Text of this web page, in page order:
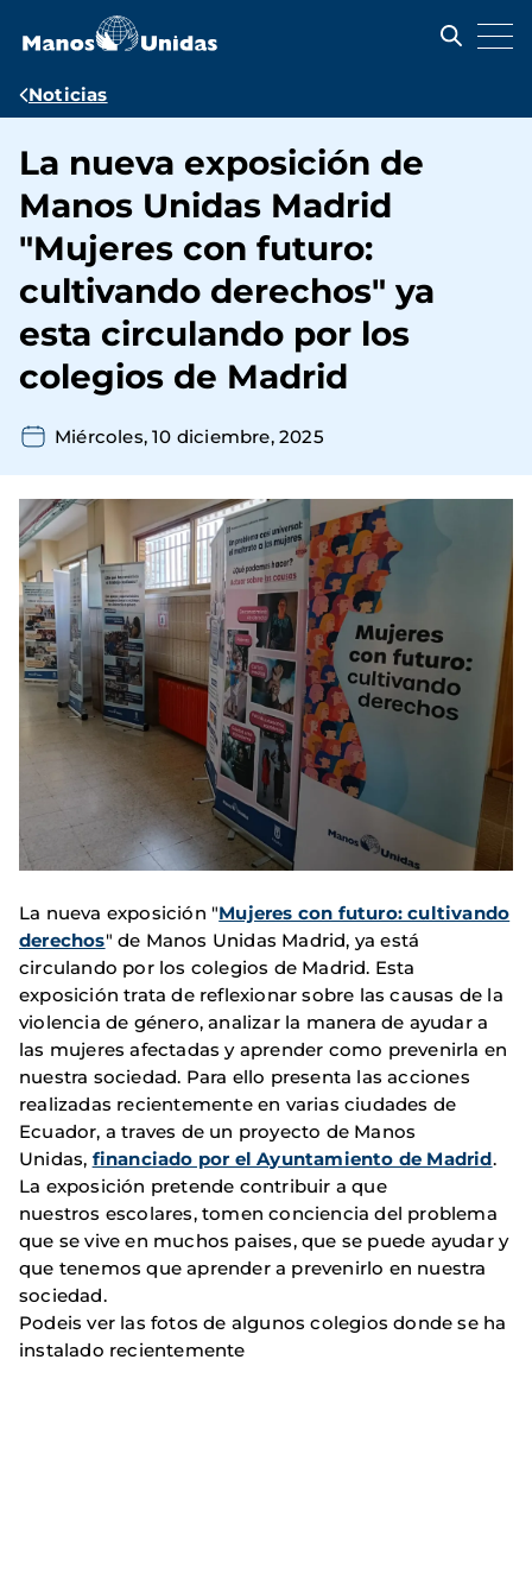
contenido
Ruta
navegación
Noticias
La nueva exposición de
Manos Unidas Madrid
"Mujeres con futuro:
cultivando derechos" ya
esta circulando por los
colegios de Madrid
Miércoles, 10 diciembre, 2025
La nueva exposición "Mujeres con futuro: cultivando
derechos" de Manos Unidas Madrid, ya está
circulando por los colegios de Madrid. Esta
exposición trata de reflexionar sobre las causas de la
violencia de género, analizar la manera de ayudar a
las mujeres afectadas y aprender como prevenirla en
nuestra sociedad. Para ello presenta las acciones
realizadas recientemente en varias ciudades de
Ecuador, a traves de un proyecto de Manos
Unidas, financiado por el Ayuntamiento de Madrid.
La exposición pretende contribuir a que
nuestros escolares, tomen conciencia del problema
que se vive en muchos paises, que se puede ayudar y
que tenemos que aprender a prevenirlo en nuestra
sociedad.
Podeis ver las fotos de algunos colegios donde se ha
instalado recientemente